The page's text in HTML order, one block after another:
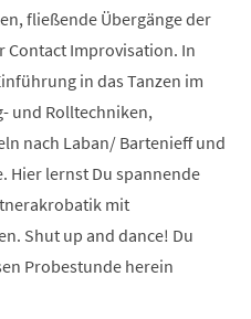
fließende Übergänge der
Contact Improvisation. In
in das Tanzen im
und Rolltechniken,
nach Laban/ Bartenieff und
Hier lernst Du spannende
mit
Shut up and dance! Du
Probestunde herein